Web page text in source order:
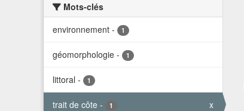
Mots-clés
environnement - 1
géomorphologie - 1
littoral - 1
trait de côte - 1 x